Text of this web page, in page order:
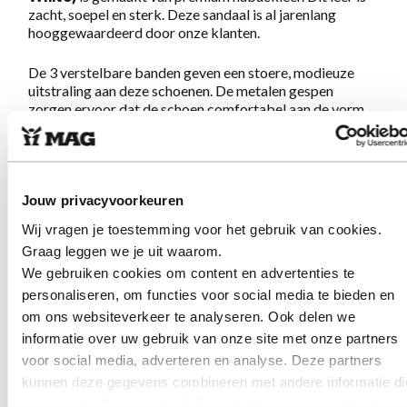
Jouw privacyvoorkeuren
Wij vragen je toestemming voor het gebruik van cookies.
Graag leggen we je uit waarom.
We gebruiken cookies om content en advertenties te
personaliseren, om functies voor social media te bieden en
om ons websiteverkeer te analyseren. Ook delen we
informatie over uw gebruik van onze site met onze partners
voor social media, adverteren en analyse. Deze partners
kunnen deze gegevens combineren met andere informatie
u aan ze heeft verstrekt of die ze hebben verzameld op
zacht, soepel en sterk. Deze sandaal is al jarenlang
hooggewaardeerd door onze klanten.
De 3 verstelbare banden geven een stoere, modieuze
uitstraling aan deze schoenen. De metalen gespen
zorgen ervoor dat de schoen comfortabel aan de vorm
van je voet aangepast kan worden. De dichte hiel geeft
een goede steun en zorgt voor minder vermoeidheid.
Schoenen die de MAG belofte:Geweldig lopen op
musthave voor de zomer!
Eigenschappen Megamok 4016 Optic
White
Gemaakt van zacht en sterk nubuckleer
Verstelbare sluiting met gespen
Uitneembaar voetbed en geschikt voor je persoonlijk
gemaakte inlegzool